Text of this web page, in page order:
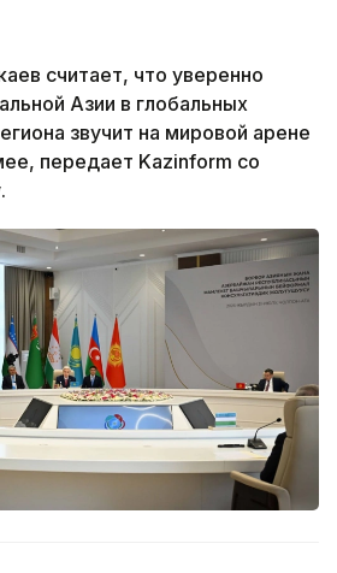
считает, что уверенно
Азии в глобальных
звучит на мировой арене
передает Kazinform со